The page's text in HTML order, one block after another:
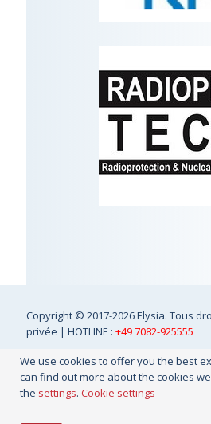
Copyright © 2017-2026 Elysia. Tous
privée | HOTLINE :+49 7082-925555
We use cookies to offer you the best
can find out more about the cookies
the settings. Cookie settings